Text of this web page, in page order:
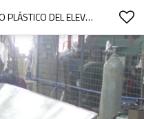
TRANSPORTADOR INCLINADO PLÁSTICO DEL ELEVADOR DE CORREA MODULAR PARA LA TRANSMISIÓN DE LA BOLA DE GIRO